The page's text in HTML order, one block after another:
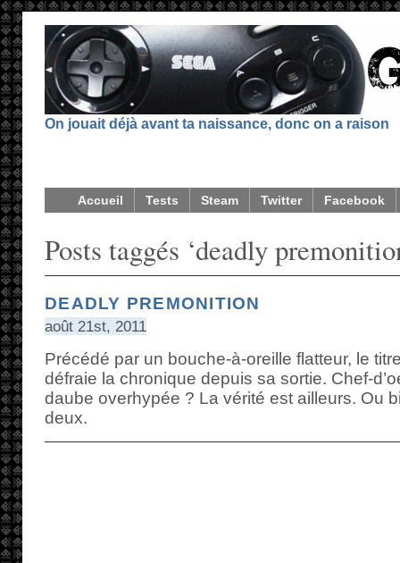
On jouait déjà avant ta naissance, donc on a raison
Accueil Tests Steam Twitter Facebook
Posts taggés ‘deadly
DEADLY PREMONITION
août 21st, 2011
Précédé par un bouche-à-oreille flatteur, le
défraie la chronique depuis sa sortie. Chef-
daube overhypée ? La vérité est ailleurs. Ou
deux.